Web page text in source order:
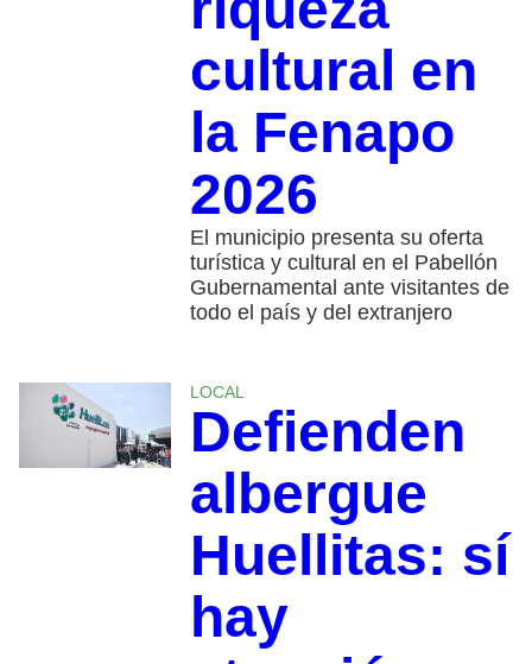
cultural en
la Fenapo
2026
El municipio presenta su oferta
turística y cultural en el Pabellón
Gubernamental ante visitantes de
todo el país y del extranjero
LOCAL
Defienden
albergue
Huellitas: sí
hay